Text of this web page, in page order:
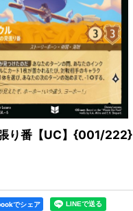
り番【UC】{001/
でシェア